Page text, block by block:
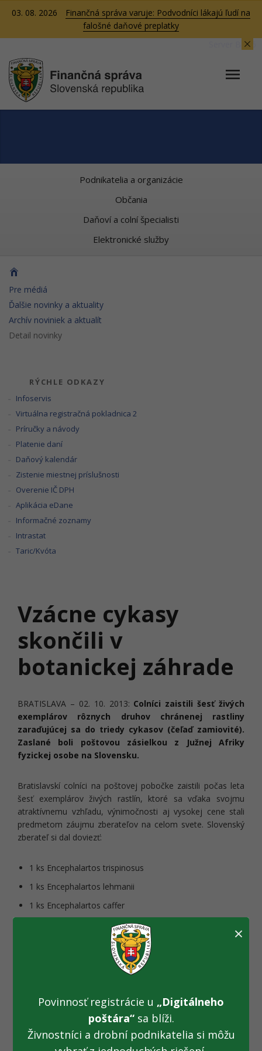
03. 08. 2026
Finančná správa varuje: Podvodníci lákajú ľudí na
falošné daňové preplatky
Server BB06
Podnikatelia a organizácie
Občania
Daňoví a colní špecialisti
Elektronické služby
Pre médiá
Ďalšie novinky a aktuality
Archív noviniek a aktualít
Detail novinky
RÝCHLE ODKAZY
Infoservis
Virtuálna registračná pokladnica 2
Príručky a návody
Platenie daní
Daňový kalendár
Zistenie miestnej príslušnosti
Overenie IČ DPH
Aplikácia eDane
Informačné zoznamy
Intrastat
Taric/Kvóta
Vzácne cykasy
skončili v
botanickej záhrade
BRATISLAVA – 02. 10. 2013: Colníci zaistili šesť živých
exemplárov rôznych druhov chránenej rastliny
zaraďujúcej sa do triedy cykasov (čeľaď zamiovité).
Zaslané boli poštovou zásielkou z Južnej Afriky
fyzickej osobe na Slovensku.
Bratislavskí colníci na poštovej pobočke zaistili počas leta
šesť exemplárov živých rastlín, ktoré sa vďaka svojmu
atraktívnemu vzhľadu, výnimočnosti aj vysokej cene stali
predmetom záujmu zberateľov na celom svete. Slovenský
zberateľ si dal doviezť:
1 ks Encephalartos trispinosus
1 ks Encephalartos lehmanii
1 ks Encephalartos caffer
3 ks Encephalartos princeps
Cykasy sa podobajú na menšie palmy a patria medzi
najstaršie živé organizmy na svete. Vo svete nájdeme viac
Colníci pri kontrole zistili, že vývozné povolenie na základe
Dohovoru CITES o medzinárodnom obchode s ohrozenými
druhmi voľne žijúcich živočíchov a rastlín nepotvrdil úrad pri
×
Povinnosť registrácie u „Digitálneho
poštára“sa blíži.
Živnostníci a drobní podnikatelia si môžu